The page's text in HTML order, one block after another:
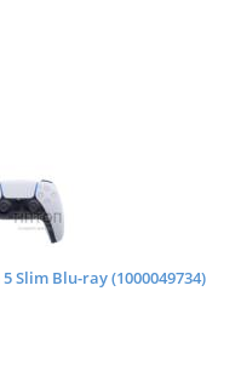
Slim Blu-ray (1000049734)